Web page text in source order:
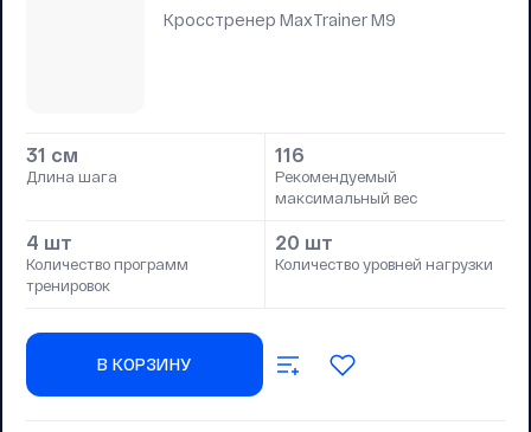
Кросстренер MaxTrainer M9
31 см
Длина шага
116
Рекомендуемый
максимальный вес
4 шт
Количество программ
тренировок
20 шт
Количество уровней нагрузки
В КОРЗИНУ